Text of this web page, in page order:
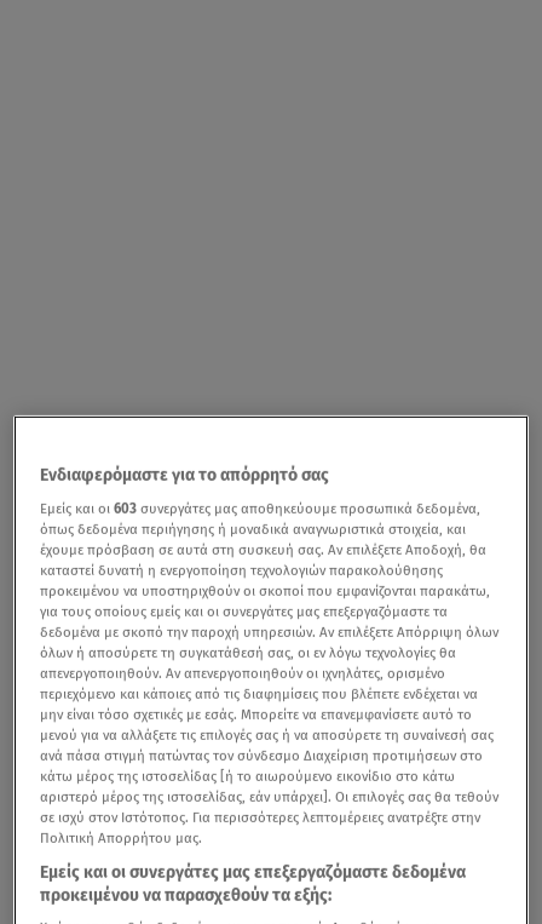
Ενδιαφερόμαστε για το απόρρητό σας
Εμείς και οι603 συνεργάτες μας αποθηκεύουμε προσωπικά δεδομένα,
όπως δεδομένα περιήγησης ή μοναδικά αναγνωριστικά στοιχεία, και
έχουμε πρόσβαση σε αυτά στη συσκευή σας. Αν επιλέξετε Αποδοχή, θα
καταστεί δυνατή η ενεργοποίηση τεχνολογιών παρακολούθησης
προκειμένου να υποστηριχθούν οι σκοποί που εμφανίζονται παρακάτω,
για τους οποίους εμείς και οι συνεργάτες μας επεξεργαζόμαστε τα
δεδομένα με σκοπό την παροχή υπηρεσιών. Αν επιλέξετε Απόρριψη όλων
όλων ή αποσύρετε τη συγκατάθεσή σας, οι εν λόγω τεχνολογίες θα
απενεργοποιηθούν. Αν απενεργοποιηθούν οι ιχνηλάτες, ορισμένο
περιεχόμενο και κάποιες από τις διαφημίσεις που βλέπετε ενδέχεται να
μην είναι τόσο σχετικές με εσάς. Μπορείτε να επανεμφανίσετε αυτό το
μενού για να αλλάξετε τις επιλογές σας ή να αποσύρετε τη συναίνεσή σας
ανά πάσα στιγμή πατώντας τον σύνδεσμο Διαχείριση προτιμήσεων στο
κάτω μέρος της ιστοσελίδας [ή το αιωρούμενο εικονίδιο στο κάτω
αριστερό μέρος της ιστοσελίδας, εάν υπάρχει]. Οι επιλογές σας θα τεθούν
σε ισχύ στον Ιστότοπος. Για περισσότερες λεπτομέρειες ανατρέξτε στην
Πολιτική Απορρήτου μας.
Εμείς και οι συνεργάτες μας επεξεργαζόμαστε δεδομένα
προκειμένου να παρασχεθούν τα εξής: